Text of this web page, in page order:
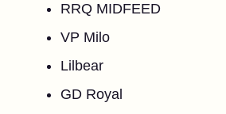
RRQ MIDFEED
VP Milo
Lilbear
GD Royal